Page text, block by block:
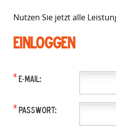
Nutzen Sie jetzt alle
Einloggen
* E-Mail:
* Passwort: